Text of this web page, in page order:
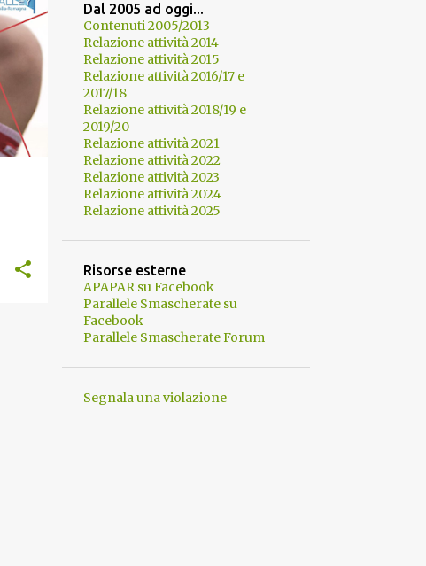
+
Dal 2005 ad oggi...
Contenuti 2005/2013
Relazione attività 2014
Relazione attività 2015
Relazione attività 2016/17 e
2017/18
Relazione attività 2018/19 e
2019/20
Relazione attività 2021
Relazione attività 2022
Relazione attività 2023
Relazione attività 2024
Relazione attività 2025
Risorse esterne
APAPAR su Facebook
Parallele Smascherate su
Facebook
Parallele Smascherate Forum
Segnala una violazione